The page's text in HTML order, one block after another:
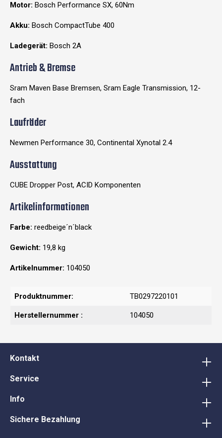
Motor: Bosch Performance SX, 60Nm
Akku: Bosch CompactTube 400
Ladegerät: Bosch 2A
Antrieb & Bremse
Sram Maven Base Bremsen, Sram Eagle Transmission, 12-
fach
Laufräder
Newmen Performance 30, Continental Xynotal 2.4
Ausstattung
CUBE Dropper Post, ACID Komponenten
Artikelinformationen
Farbe: reedbeige´n´black
Gewicht: 19,8 kg
Artikelnummer: 104050
Produktnummer: TB0297220101
Herstellernummer : 104050
Kontakt
Service
Info
Sichere Bezahlung